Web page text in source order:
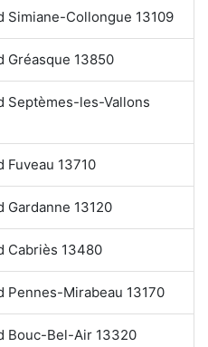
Simiane-Collongue 13109
Gréasque 13850
Septèmes-les-Vallons
Fuveau 13710
Gardanne 13120
Cabriès 13480
Pennes-Mirabeau 13170
Bouc-Bel-Air 13320